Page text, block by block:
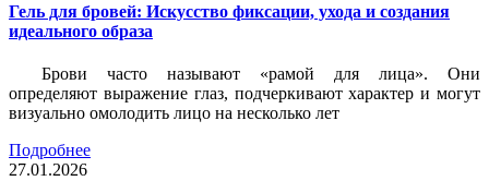
Гель для бровей: Искусство фиксации, ухода и создания
идеального образа
Брови часто называют «рамой для лица». Они
определяют выражение глаз, подчеркивают характер и могут
визуально омолодить лицо на несколько лет
Подробнее
27.01.2026